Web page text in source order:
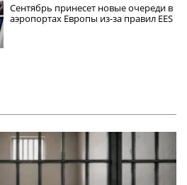
Сентябрь принесет новые очереди в
аэропортах Европы из-за правил EES